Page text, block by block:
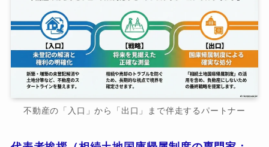
不動産の「入口」から「出口」まで伴走するパートナー